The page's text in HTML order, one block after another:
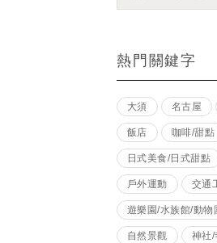
熱門關鍵字
大須 名古屋
飯店 咖啡/甜點
日式美食/日式甜點
戶外運動 交通
遊樂園/水族館/動物
自然景觀 神社/